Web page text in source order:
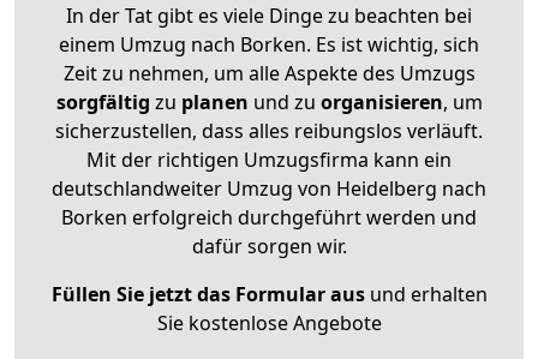
In der Tat gibt es viele Dinge zu beachten bei
einem Umzug nach Borken. Es ist wichtig, sich
Zeit zu nehmen, um alle Aspekte des Umzugs
sorgfältig zu planen und zu organisieren, um
sicherzustellen, dass alles reibungslos verläuft.
Mit der richtigen Umzugsfirma kann ein
deutschlandweiter Umzug von Heidelberg nach
Borken erfolgreich durchgeführt werden und
dafür sorgen wir.
Füllen Sie jetzt das Formular ausund erhalten
Sie kostenlose Angebote